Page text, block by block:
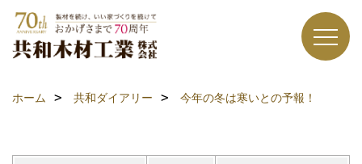
ホーム 共和ダイアリー 今年の冬は寒いとの予報！